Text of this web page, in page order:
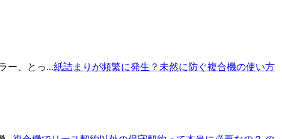
ー、とっ...紙詰まりが頻繁に発生？未然に防ぐ複合機の使い方